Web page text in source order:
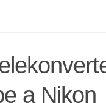
a Nikon